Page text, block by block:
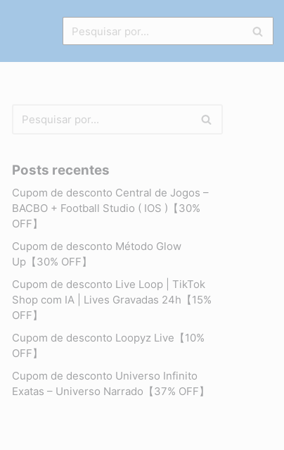
Posts recentes
Cupom de desconto Central de Jogos –
BACBO + Football Studio ( IOS )【30%
OFF】
Cupom de desconto Método Glow
Up【30% OFF】
Cupom de desconto Live Loop | TikTok
Shop com IA | Lives Gravadas 24h【15%
OFF】
Cupom de desconto Loopyz Live【10%
OFF】
Cupom de desconto Universo Infinito
Exatas – Universo Narrado【37% OFF】